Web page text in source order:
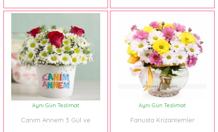
Aynı Gün Teslimat
Canım Annem 3 Gül ve
Krizantem
Aynı Gün Teslimat
Fanusta Krizantemler